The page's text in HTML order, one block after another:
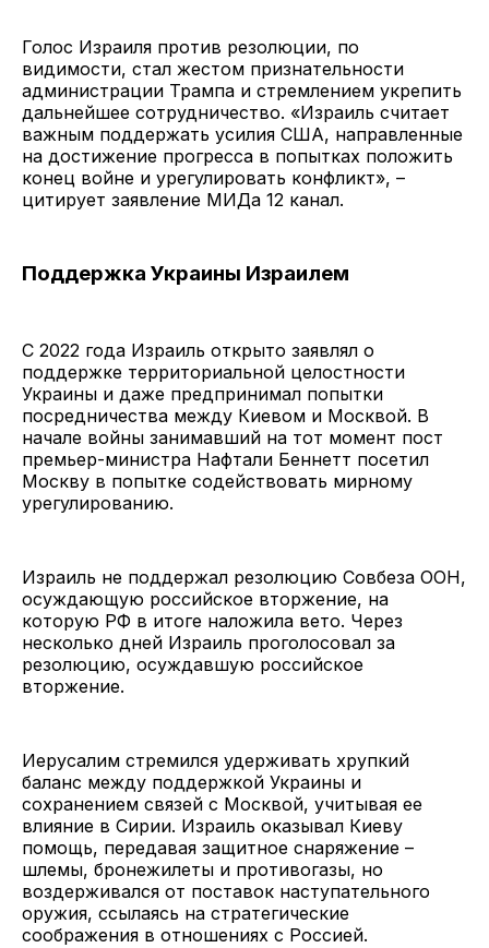
Голос Израиля против резолюции, по
видимости, стал жестом признательности
администрации Трампа и стремлением укрепить
дальнейшее сотрудничество. «Израиль считает
важным поддержать усилия США, направленные
на достижение прогресса в попытках положить
конец войне и урегулировать конфликт», –
цитирует заявление МИДа 12 канал.
Поддержка Украины Израилем
С 2022 года Израиль открыто заявлял о
поддержке территориальной целостности
Украины и даже предпринимал попытки
посредничества между Киевом и Москвой. В
начале войны занимавший на тот момент пост
премьер-министра Нафтали Беннетт посетил
Москву в попытке содействовать мирному
урегулированию.
Израиль не поддержал резолюцию Совбеза ООН,
осуждающую российское вторжение, на
которую РФ в итоге наложила вето. Через
несколько дней Израиль проголосовал за
резолюцию, осуждавшую российское
вторжение.
Иерусалим стремился удерживать хрупкий
баланс между поддержкой Украины и
сохранением связей с Москвой, учитывая ее
влияние в Сирии. Израиль оказывал Киеву
помощь, передавая защитное снаряжение –
шлемы, бронежилеты и противогазы, но
воздерживался от поставок наступательного
оружия, ссылаясь на стратегические
соображения в отношениях с Россией.